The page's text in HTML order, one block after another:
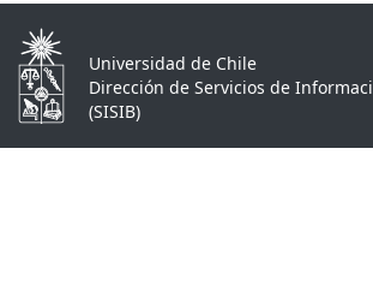
Universidad de Chile
Dirección de Servicios de
(SISIB)